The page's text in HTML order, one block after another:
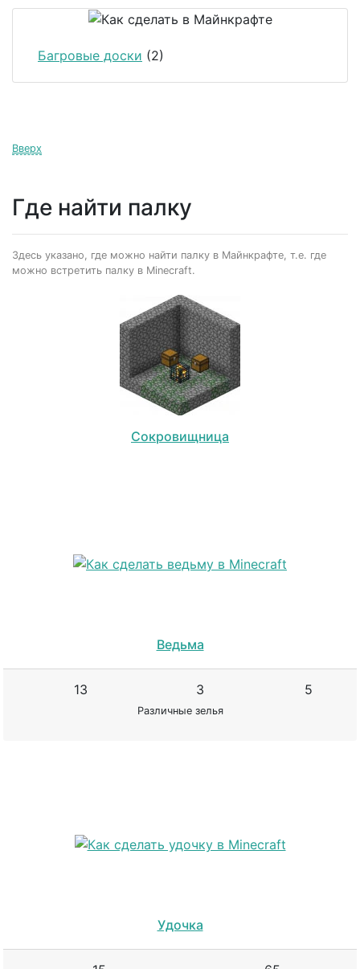
Багровые доски (2)
Вверх
Где найти палку
Здесь указано, где можно найти палку в Майнкрафте, т.е. где
можно встретить палку в Minecraft.
Сокровищница
Ведьма
13 3 5
Различные зелья
Удочка